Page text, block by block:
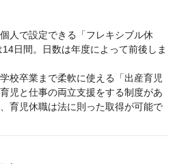
人で設定できる「フレキシブル休
日間。日数は年度によって前後しま
校卒業まで柔軟に使える「出産育児
児と仕事の両立支援をする制度があ
育児休職は法に則った取得が可能で